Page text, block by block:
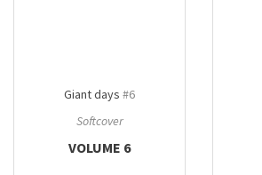
Giant days #6
Softcover
VOLUME 6